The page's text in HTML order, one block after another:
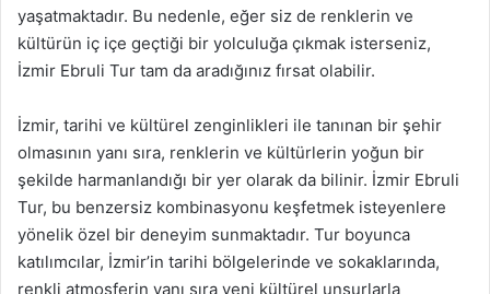
yaşatmaktadır. Bu nedenle, eğer siz de renklerin ve
kültürün iç içe geçtiği bir yolculuğa çıkmak isterseniz,
İzmir Ebruli Tur tam da aradığınız fırsat olabilir.
İzmir, tarihi ve kültürel zenginlikleri ile tanınan bir şehir
olmasının yanı sıra, renklerin ve kültürlerin yoğun bir
şekilde harmanlandığı bir yer olarak da bilinir. İzmir Ebruli
Tur, bu benzersiz kombinasyonu keşfetmek isteyenlere
yönelik özel bir deneyim sunmaktadır. Tur boyunca
katılımcılar, İzmir’in tarihi bölgelerinde ve sokaklarında,
renkli atmosferin yanı sıra yeni kültürel unsurlarla